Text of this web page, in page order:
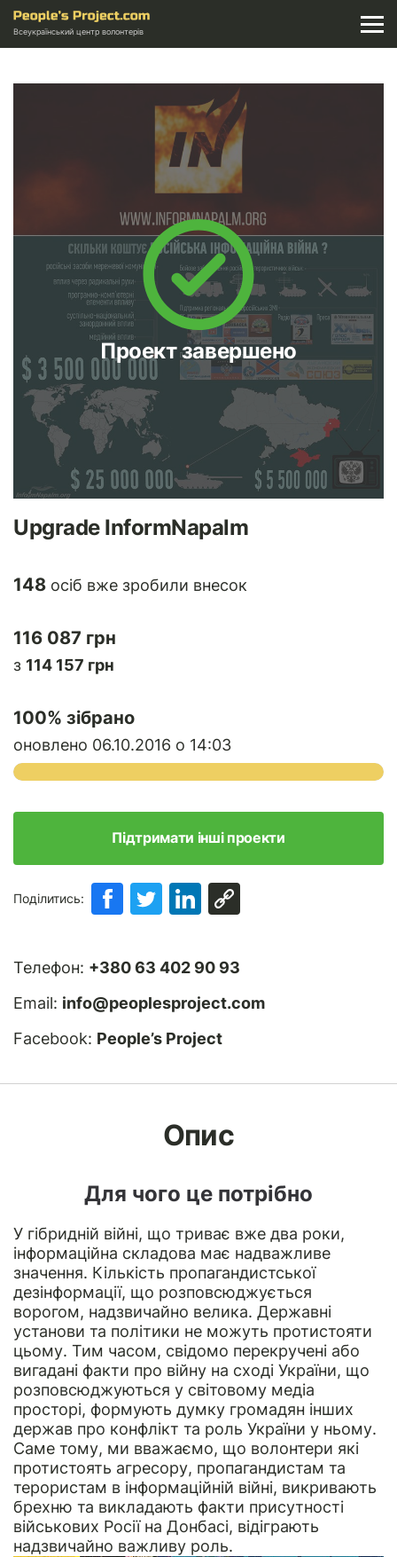
Всеукраїнський центр волонтерів
Проект завершено
Upgrade InformNapalm
148 осіб вже зробили внесок
116 087 грн
з 114 157 грн
100% зібрано
оновлено 06.10.2016 о 14:03
Підтримати інші проекти
Поділитись:
Телефон: +380 63 402 90 93
Email: info@peoplesproject.com
Facebook: People’s Project
Опис
Для чого це потрібно
У гібридній війні, що триває вже два роки,
інформаційна складова має надважливе
значення. Кількість пропагандистської
дезінформації, що розповсюджується
ворогом, надзвичайно велика. Державні
установи та політики не можуть протистояти
цьому. Тим часом, свідомо перекручені або
вигадані факти про війну на сході України, що
розповсюджуються у світовому медіа
просторі, формують думку громадян інших
держав про конфлікт та роль України у ньому.
Саме тому, ми вважаємо, що волонтери які
протистоять агресору, пропагандистам та
терористам в інформаційній війні, викривають
брехню та викладають факти присутності
військових Росії на Донбасі, відіграють
надзвичайно важливу роль.